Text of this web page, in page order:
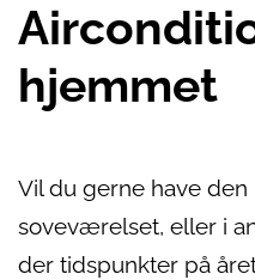
hjemmet
Vil du gerne have
soveværelset, eller i
der tidspunkter på